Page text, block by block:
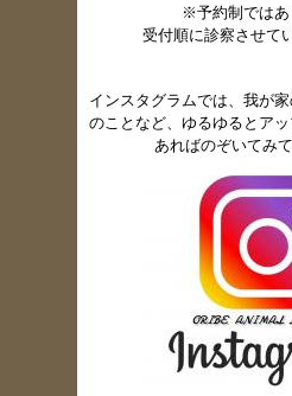
※予約制ではあ
受付順に診察させて
インスタグラムでは、我が
のことなど、ゆるゆるとア
あればのぞいてみ